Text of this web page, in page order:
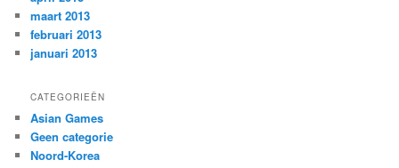
maart 2013
februari 2013
januari 2013
CATEGORIEËN
Asian Games
Geen categorie
Noord-Korea